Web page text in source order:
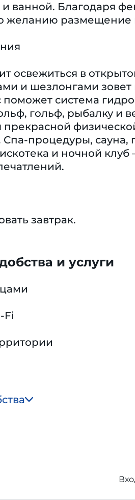
ванной. Благодаря
желанию размещение
освежиться в
и шезлонгами
система
гольф, рыбалку и
Спа-процедуры,
и ночной
завтрак.
и услуги
Fi